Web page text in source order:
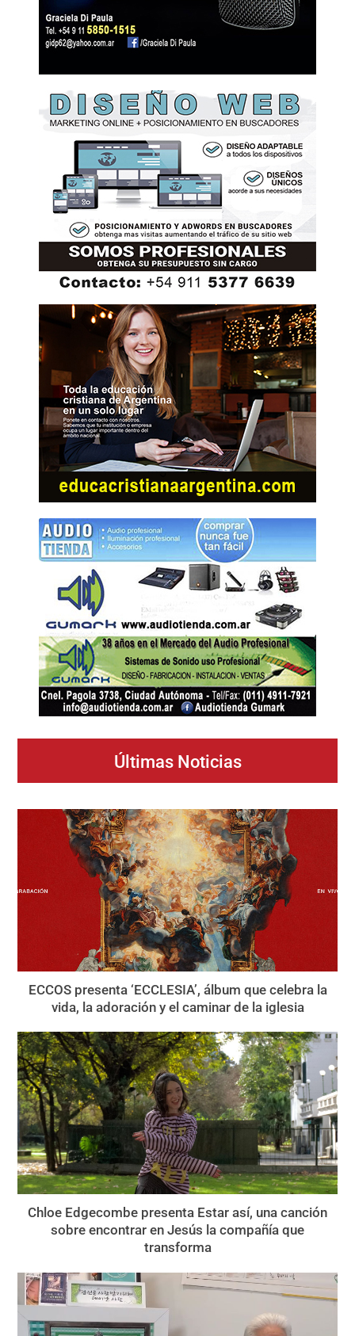
Últimas Noticias
ECCOS presenta ‘ECCLESIA’, álbum que celebra la
vida, la adoración y el caminar de la iglesia
Chloe Edgecombe presenta Estar así, una canción
sobre encontrar en Jesús la compañía que
transforma